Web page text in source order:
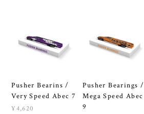
Pusher Bearins /
Very Speed Abec 7
¥4,620
Pusher Bearings /
Mega Speed Abec
9